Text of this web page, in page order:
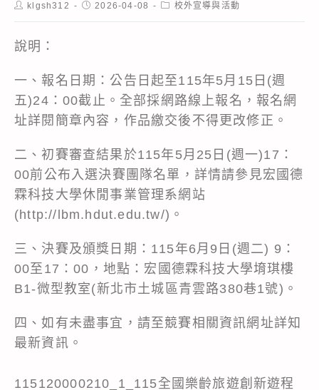
Postklgsh312
Post2026-04-08
Post校外宣導與活動
說明：
一、報名日期：公告日起至115年5月15日(週
五)24：00截止。全部採網路線上報名，報名網
址詳閱簡章內容，作品繳交後不得更改修正。
二、初賽審查結果於115年5月25日(週一)17：
00前公布入選決賽團隊名單，詳情請參見宏國德
霖科技大學休閒事業管理系網站
(http://lbm.hdut.edu.tw/)。
三、決賽及頒獎日期：115年6月9日(週二) 9：
00至17：00，地點：宏國德霖科技大學堉琪樓
B1-微型教室(新北市土城區青雲路380巷1號)。
四、如有未盡事宜，請至競賽相關資訊網址詳知
最新資訊。
115120000210_1_115全國樂齡旅遊創新遊程